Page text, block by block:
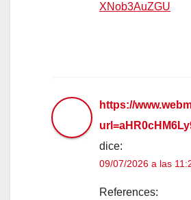
XNob3AuZGU
https://
dice:
09/07/2026 a las
References: